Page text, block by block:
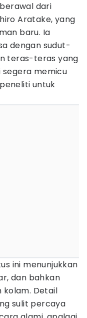
dari
Aratake, yang
baru. Ia
dengan sudut-
teras-teras yang
segera memicu
untuk
ini menunjukkan
dan bahkan
kolam. Detail
sulit percaya